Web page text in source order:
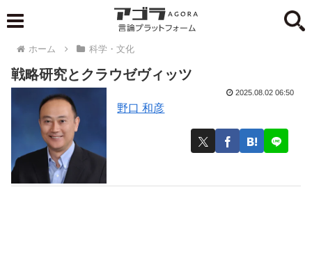
ホーム 科学・文化
戦略研究とクラウゼヴィッツ
野口 和彦
2025.08.02 06:50